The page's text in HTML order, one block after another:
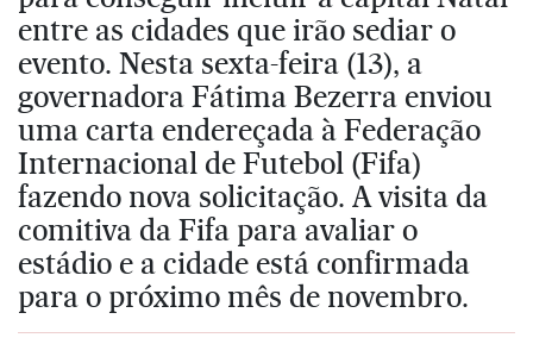
entre as cidades que irão sediar o
evento. Nesta sexta-feira (13), a
governadora Fátima Bezerra enviou
uma carta endereçada à Federação
Internacional de Futebol (Fifa)
fazendo nova solicitação. A visita da
comitiva da Fifa para avaliar o
estádio e a cidade está confirmada
para o próximo mês de novembro.